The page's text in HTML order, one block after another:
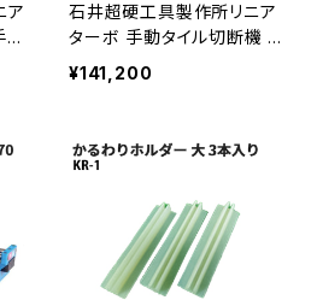
ア
石井超硬工具製作所リニア
ターボ 手動タイル切断機 L
TM-1210SLB ltm-1210sl
b 機械収納バッグ付き LT-1
¥141,200